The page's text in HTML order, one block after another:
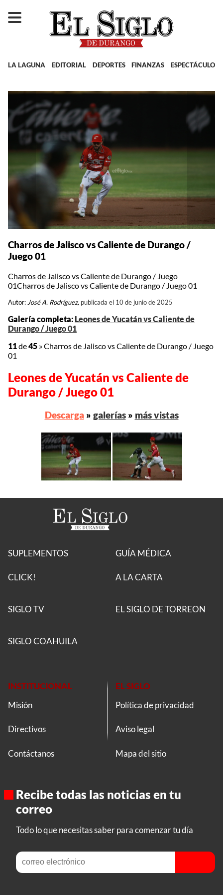
LA LAGUNA EDITORIAL DEPORTES FINANZAS ESPECTÁCULOS
Charros de Jalisco vs Caliente de Durango /
Juego 01
Charros de Jalisco vs Caliente de Durango / Juego
01Charros de Jalisco vs Caliente de Durango / Juego 01
Autor:José A. Rodríguez, publicada el 10 de junio de 2025
Galería completa: Leones de Yucatán vs Caliente de
Durango / Juego 01
11de45 »Charros de Jalisco vs Caliente de Durango / Juego
01
Leones de Yucatán vs Caliente de
Durango / Juego 01
Descarga» galerías» más vistas
SUPLEMENTOS
CLICK!
GUÍA MÉDICA
A LA CARTA
SIGLO TV EL SIGLO DE TORREON
SIGLO COAHUILA
INSTITUCIONAL
Misión
Directivos
Contáctanos
EL SIGLO
Política de privacidad
Aviso legal
Mapa del sitio
Recibe todas las noticias en tu
correo
Todo lo que necesitas saber para comenzar tu día